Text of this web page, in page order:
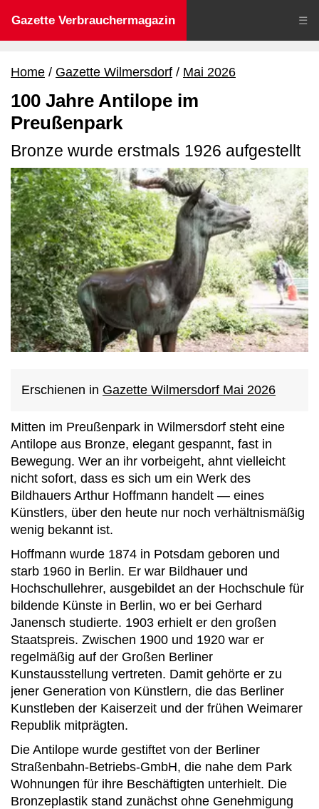
Gazette Verbrauchermagazin ☰
Home Gazette Wilmersdorf Mai 2026
100 Jahre Antilope im
Preußenpark
Bronze wurde erstmals 1926 aufgestellt
Erschienen in Gazette Wilmersdorf Mai 2026
Mitten im Preußenpark in Wilmersdorf steht eine
Antilope aus Bronze, elegant gespannt, fast in
Bewegung. Wer an ihr vorbeigeht, ahnt vielleicht
nicht sofort, dass es sich um ein Werk des
Bildhauers Arthur Hoffmann handelt — eines
Künstlers, über den heute nur noch verhältnismäßig
wenig bekannt ist.
Hoffmann wurde 1874 in Potsdam geboren und
starb 1960 in Berlin. Er war Bildhauer und
Hochschullehrer, ausgebildet an der Hochschule für
bildende Künste in Berlin, wo er bei Gerhard
Janensch studierte. 1903 erhielt er den großen
Staatspreis. Zwischen 1900 und 1920 war er
regelmäßig auf der Großen Berliner
Kunstausstellung vertreten. Damit gehörte er zu
jener Generation von Künstlern, die das Berliner
Kunstleben der Kaiserzeit und der frühen Weimarer
Republik mitprägten.
Die Antilope wurde gestiftet von der Berliner
Straßenbahn-Betriebs-GmbH, die nahe dem Park
Wohnungen für ihre Beschäftigten unterhielt. Die
Bronzeplastik stand zunächst ohne Genehmigung